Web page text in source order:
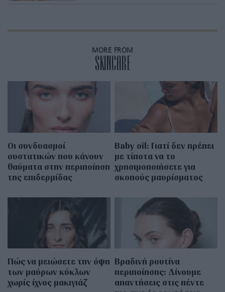
MORE FROM
SKINCARE
Οι συνδυασμοί
συστατικών που κάνουν
θαύματα στην περιποίηση
της επιδερμίδας
Baby oil: Γιατί δεν πρέπει
με τίποτα να το
χρησιμοποιήσετε για
σκοπούς μαυρίσματος
Πώς να μειώσετε την όψη
των μαύρων κύκλων
χωρίς ίχνος μακιγιάζ
Βραδινή ρουτίνα
περιποίησης: Δίνουμε
απαντήσεις στις πέντε